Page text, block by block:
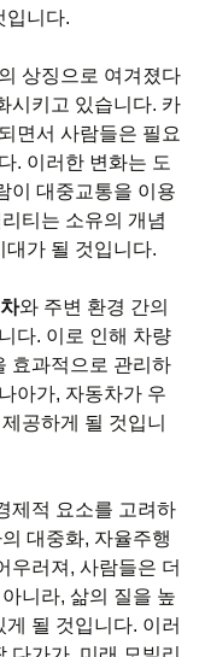
입니다.
상징으로 여겨졌다
시키고 있습니다. 카
면서 사람들은 필요
. 이러한 변화는 도
이 대중교통을 이용
티는 소유의 개념
대가 될 것입니다.
와 주변 환경 간의
다. 이로 인해 차량
효과적으로 관리하
아가, 자동차가 우
공하게 될 것입니
제적 요소를 고려하
대중화, 자율주행
우러져, 사람들은 더
니라, 삶의 질을 높
될 것입니다. 이러